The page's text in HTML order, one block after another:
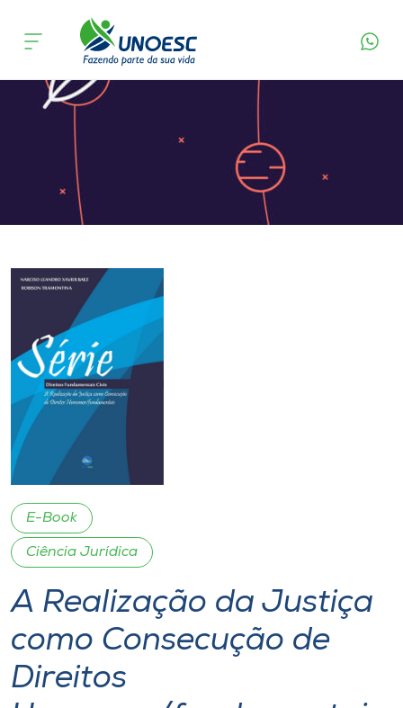
Cursos
Onde estamos
Atendimento ao Estudante
Unoesc
Internacionalização
I.nova
Cultura
CPA
E-Book
Ciência Jurídica
A Realização da Justiça
como Consecução de
Direitos